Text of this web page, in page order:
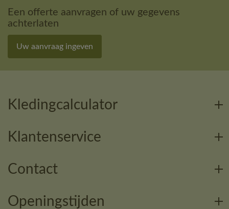
Een offerte aanvragen of uw gegevens
achterlaten
Uw aanvraag ingeven
Kledingcalculator
Klantenservice
Contact
Openingstijden